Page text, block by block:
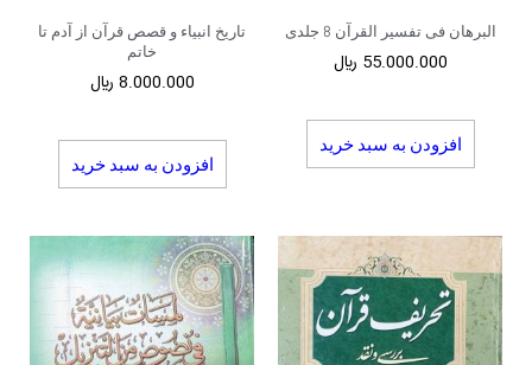
البرهان فی تفسیر القرآن 8 جلدی
55.000.000 ﷼
افزودن به سبد خرید
تاریخ انبیاء و قصص قرآن از آدم تا
خاتم
8.000.000 ﷼
افزودن به سبد خرید